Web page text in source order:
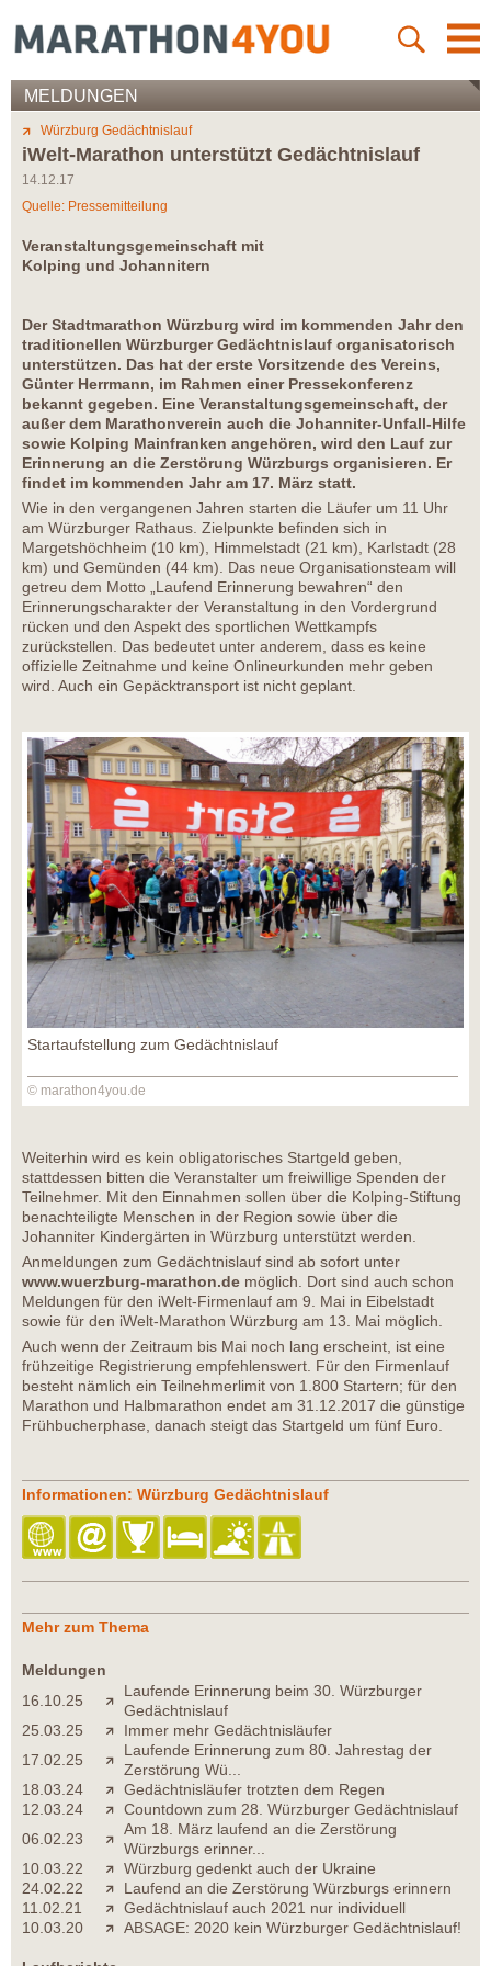
MELDUNGEN
Würzburg Gedächtnislauf
iWelt-Marathon unterstützt Gedächtnislauf
14.12.17
Quelle: Pressemitteilung
Veranstaltungsgemeinschaft mit
Kolping und Johannitern
Der Stadtmarathon Würzburg wird im kommenden Jahr den
traditionellen Würzburger Gedächtnislauf organisatorisch
unterstützen. Das hat der erste Vorsitzende des Vereins,
Günter Herrmann, im Rahmen einer Pressekonferenz
bekannt gegeben. Eine Veranstaltungsgemeinschaft, der
außer dem Marathonverein auch die Johanniter-Unfall-Hilfe
sowie Kolping Mainfranken angehören, wird den Lauf zur
Erinnerung an die Zerstörung Würzburgs organisieren. Er
findet im kommenden Jahr am 17. März statt.
Wie in den vergangenen Jahren starten die Läufer um 11 Uhr
am Würzburger Rathaus. Zielpunkte befinden sich in
Margetshöchheim (10 km), Himmelstadt (21 km), Karlstadt (28
km) und Gemünden (44 km). Das neue Organisationsteam will
getreu dem Motto „Laufend Erinnerung bewahren“ den
Erinnerungscharakter der Veranstaltung in den Vordergrund
rücken und den Aspekt des sportlichen Wettkampfs
zurückstellen. Das bedeutet unter anderem, dass es keine
offizielle Zeitnahme und keine Onlineurkunden mehr geben
wird. Auch ein Gepäcktransport ist nicht geplant.
Startaufstellung zum Gedächtnislauf
© marathon4you.de
Weiterhin wird es kein obligatorisches Startgeld geben,
stattdessen bitten die Veranstalter um freiwillige Spenden der
Teilnehmer. Mit den Einnahmen sollen über die Kolping-Stiftung
benachteiligte Menschen in der Region sowie über die
Johanniter Kindergärten in Würzburg unterstützt werden.
Anmeldungen zum Gedächtnislauf sind ab sofort unter
www.wuerzburg-marathon.de möglich. Dort sind auch schon
Meldungen für den iWelt-Firmenlauf am 9. Mai in Eibelstadt
sowie für den iWelt-Marathon Würzburg am 13. Mai möglich.
Auch wenn der Zeitraum bis Mai noch lang erscheint, ist eine
frühzeitige Registrierung empfehlenswert. Für den Firmenlauf
besteht nämlich ein Teilnehmerlimit von 1.800 Startern; für den
Marathon und Halbmarathon endet am 31.12.2017 die günstige
Frühbucherphase, danach steigt das Startgeld um fünf Euro.
Informationen: Würzburg Gedächtnislauf
Mehr zum Thema
Meldungen
16.10.25
Laufende Erinnerung beim 30. Würzburger
Gedächtnislauf
25.03.25
Immer mehr Gedächtnisläufer
17.02.25
Laufende Erinnerung zum 80. Jahrestag der
Zerstörung Wü...
18.03.24
Gedächtnisläufer trotzten dem Regen
12.03.24
Countdown zum 28. Würzburger Gedächtnislauf
06.02.23
Am 18. März laufend an die Zerstörung
Würzburgs erinner...
10.03.22
Würzburg gedenkt auch der Ukraine
24.02.22
Laufend an die Zerstörung Würzburgs erinnern
11.02.21
Gedächtnislauf auch 2021 nur individuell
10.03.20
ABSAGE: 2020 kein Würzburger Gedächtnislauf!